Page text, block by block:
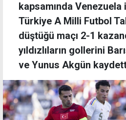
kapsamında Venezuela
Türkiye A Milli Futbol
düştüğü maçı 2-1
yıldızlıların gollerini
ve Yunus Akgün